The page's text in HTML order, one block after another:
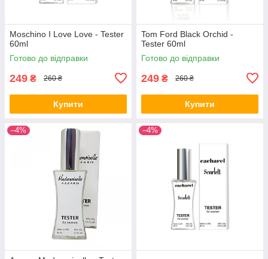
Moschino I Love Love - Tester
60ml
Готово до відправки
249 ₴ 260 ₴
Купити
Tom Ford Black Orchid -
Tester 60ml
Готово до відправки
249 ₴ 260 ₴
Купити
–4% –4%